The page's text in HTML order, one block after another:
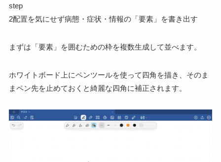
step
2配置を気にせず病態・症状・情報の「要素」を書き出す
まずは「要素」を囲むための枠を複数生成して並べます。
ホワイトボード上にペンツールを使って四角を描き、そのま
まペン先を止めておくと綺麗な四角に補正されます。